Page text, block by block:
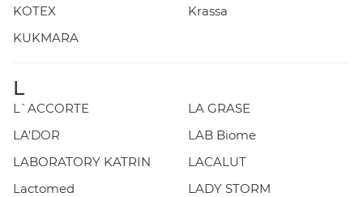
KOTEX
Krassa
KUKMARA
L
L`ACCORTE
LA GRASE
LA'DOR
LAB Biome
LABORATORY KATRIN
LACALUT
Lactomed
LADY STORM